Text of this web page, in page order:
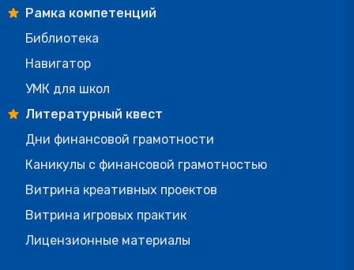
Рамка компетенций
Библиотека
Навигатор
УМК для школ
Литературный квест
Дни финансовой грамотности
Каникулы с финансовой грамотностью
Витрина креативных проектов
Витрина игровых практик
Лицензионные материалы